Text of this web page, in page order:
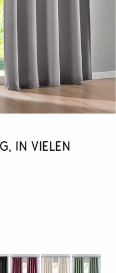
in vielen